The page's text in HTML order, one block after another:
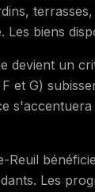
Les biens
devient un
et G)
Reuil
Les